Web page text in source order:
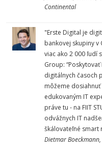
Continental
"Erste Digital je
bankovej skupiny v
viac ako 2 000 ľudí
Group:
digitálnych časoch
môžeme dosiahnuť
edukovaným IT
práve tu - na FIIT
odvážnych IT
škálovateľné smart
Dietmar Boeckmann,